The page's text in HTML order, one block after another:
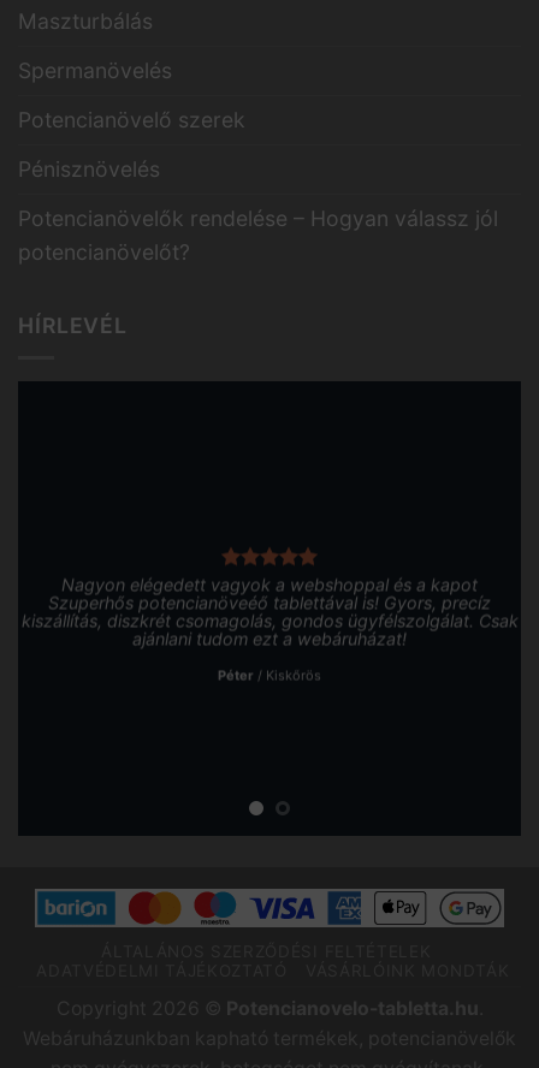
Maszturbálás
Spermanövelés
Potencianövelő szerek
Pénisznövelés
Potencianövelők rendelése – Hogyan válassz jól
potencianövelőt?
HÍRLEVÉL
Nagyon elégedett vagyok a webshoppal és a kapot
Szuperhős potencianöveéő tablettával is! Gyors, precíz
kiszállítás, diszkrét csomagolás, gondos ügyfélszolgálat. Csak
ajánlani tudom ezt a webáruházat!
Péter / Kiskőrös
Copyright 2026 © Potencianovelo-tabletta.hu
Webáruházunkban kapható termékek, potencianövelők